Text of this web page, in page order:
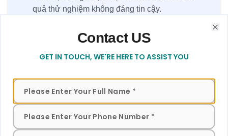
quả thử nghiệm không đáng tin cậy.
Thiết kế dấu ISI phải khớp với thông số kỹ thuật
Lợi ích của Chứng nhận BIS cho ống
và ống Thép không gỉ
Contact US
Contact form to get in touch with our team for assistance
GET IN TOUCH, WE'RE HERE TO ASSIST YOU